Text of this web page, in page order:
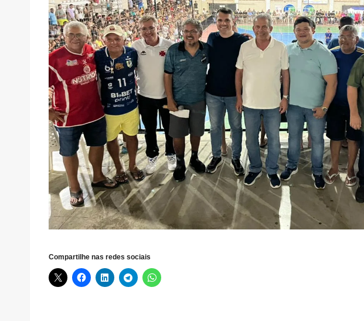
Compartilhe nas redes sociais